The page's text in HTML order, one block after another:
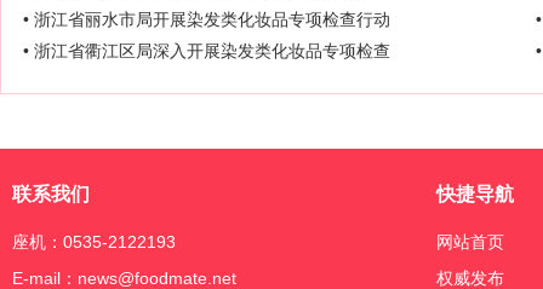
• 浙江省丽水市局开展染发类化妆品专项检查行动
• 浙江省衢江区局深入开展染发类化妆品专项检查
联系我们
座机：0535-2122193
E-mail：news@foodmate.net
快捷导航
网站首页
权威发布